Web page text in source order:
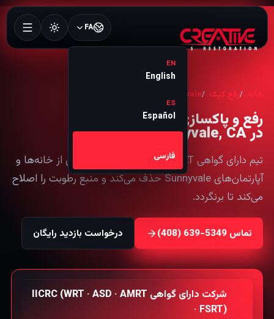
FA
EN
English
ES
Español
فارسی
خانه رفع کپک Sunnyvale
رفع و پاکسازی کپک
در Sunnyvale, CA
تیم دارای گواهی AMRT ما کپک را به‌صورت ایمن از خانه‌ها و
آپارتمان‌های Sunnyvale حذف می‌کند و منبع رطوبت را اصلاح
می‌کند تا برنگردد.
تماس ⁦(408) 639-5349⁩ درخواست بازدید رایگان
شرکت دارای گواهی IICRC (WRT · ASD · AMRT
· FSRT)